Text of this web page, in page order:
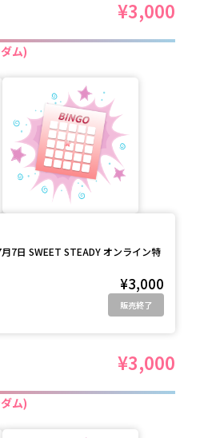
¥3,000
ム)
7日 SWEET STEADY オンライン特
¥3,000
販売終了
¥3,000
ム)